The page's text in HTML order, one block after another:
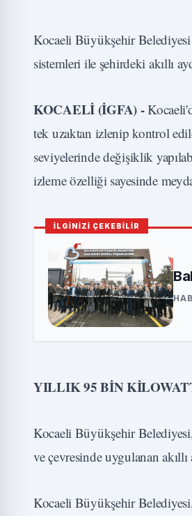
Kocaeli Büyükşehir Belediyesi
sistemleri ile şehirdeki akıllı
KOCAELİ (İGFA) -
tek uzaktan izlenip kontrol
seviyelerinde değişiklik
izleme özelliği sayesinde
İLGİNİZİ ÇEKEBİLİR
YILLIK 95 BİN
Kocaeli Büyükşehir
ve çevresinde uygulanan
Kocaeli Büyükşehir